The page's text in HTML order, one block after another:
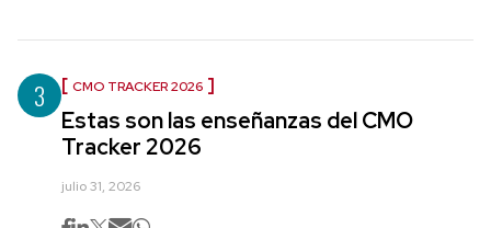
3 CMO TRACKER 2026
Estas son las enseñanzas del CMO
Tracker 2026
julio 31, 2026